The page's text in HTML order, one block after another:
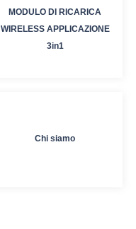
MODULO DI RICARICA
WIRELESS APPLICAZIONE
3in1
Chi siamo